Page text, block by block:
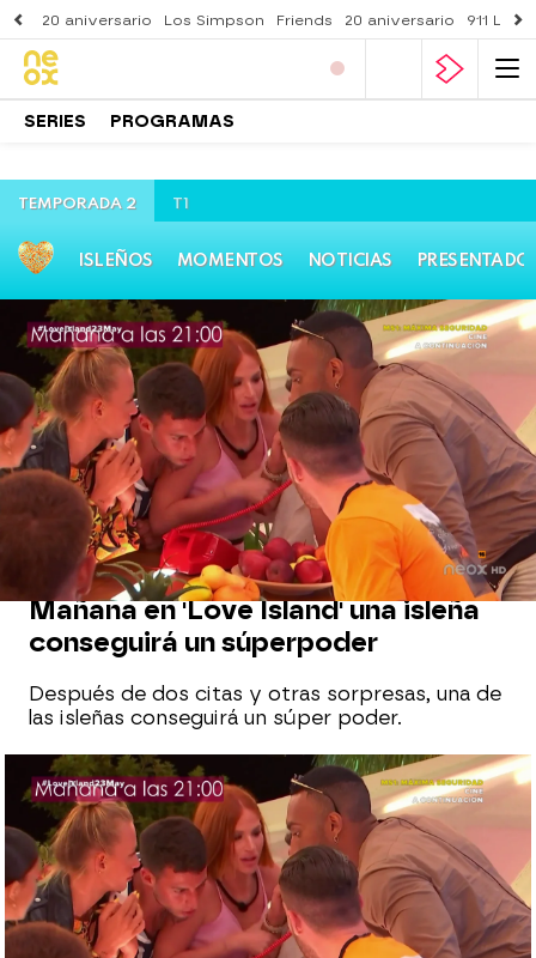
20 aniversario Los Simpson Friends 20 aniversario 911
SERIES PROGRAMAS
TEMPORADA 2 T1
ISLEÑOS MOMENTOS NOTICIAS
Neox » Programas » Love Island » Temporada 2
»
Avances
AVANCE
Mañana en 'Love Island' una isleña
conseguirá un súperpoder
Después de dos citas y otras sorpresas, una de
las isleñas conseguirá un súper poder.
neox
Madrid
Publicado:23 de mayo de 2022, 23:23
WhatsappFacebook
X Flipboard